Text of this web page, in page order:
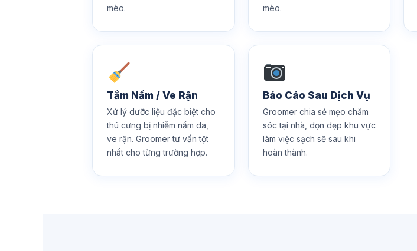
mèo.
mèo.
Tắm Nấm / Ve Rận
Xử lý dưỡc liệu đặc biệt cho
thú cưng bị nhiễm nấm da,
ve rận. Groomer tư vấn tột
nhất cho từng trường hợp.
Báo Cáo Sau Dịch Vụ
Groomer chia sẻ mẹo chăm
sóc tại nhà, dọn dẹp khu vực
làm việc sạch sẽ sau khi
hoàn thành.